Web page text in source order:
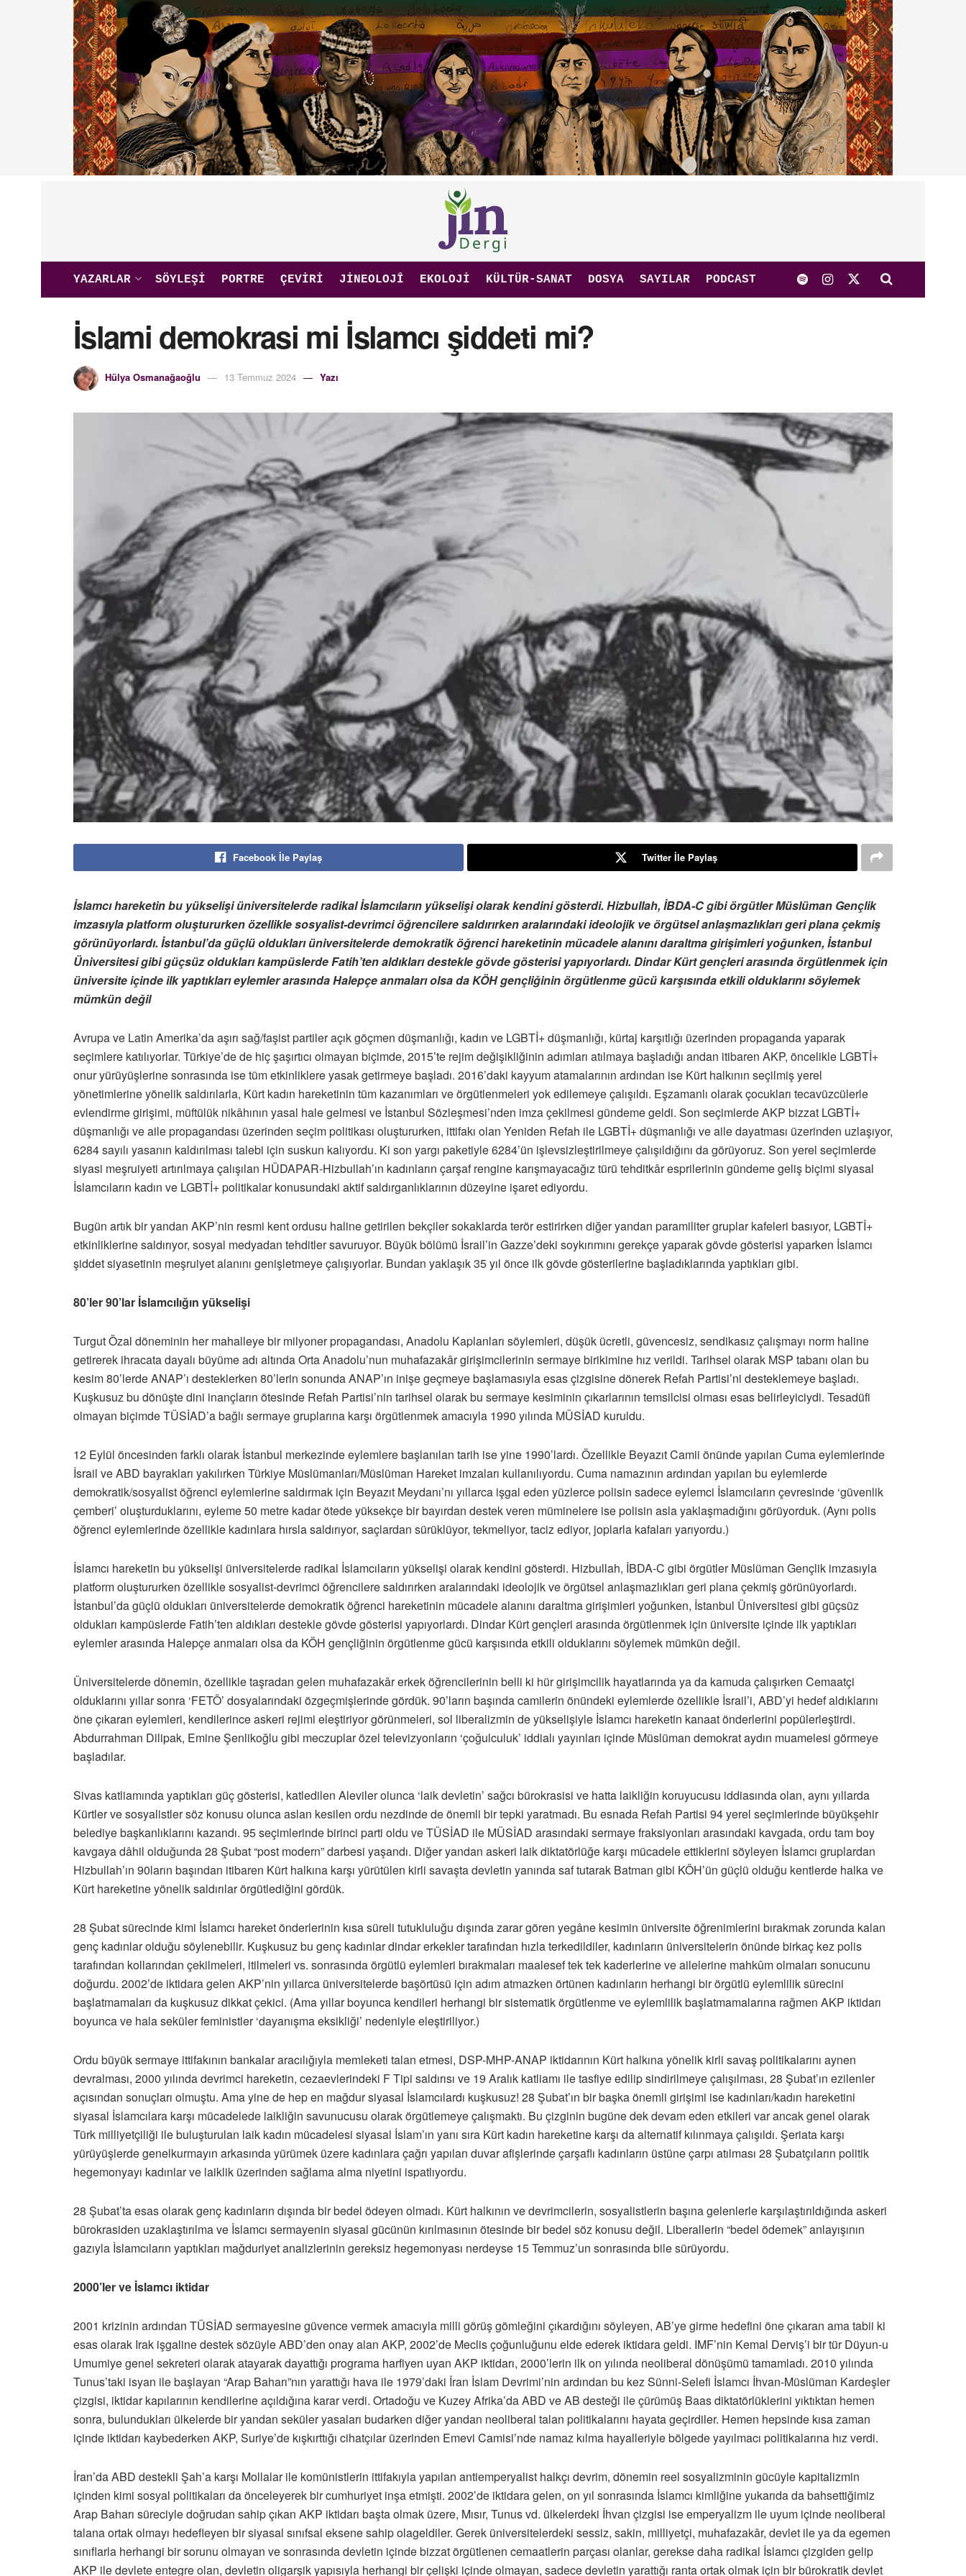
YAZARLAR SÖYLEŞI PORTRE ÇEVIRI JINEOLOJÎ EKOLOJI KÜLTÜR-SANAT DOSYA SAYILAR PODCAST
İslami demokrasi mi İslamcı şiddeti mi?
Hülya Osmanağaoğlu 13 Temmuz 2024 Yazı
Facebook İle Paylaş Twitter İle Paylaş
İslamcı hareketin bu yükselişi üniversitelerde radikal İslamcıların yükselişi olarak kendini gösterdi. Hizbullah, İBDA-C gibi örgütler Müslüman Gençlik
imzasıyla platform oluştururken özellikle sosyalist-devrimci öğrencilere saldırırken aralarındaki ideolojik ve örgütsel anlaşmazlıkları geri plana çekmiş
görünüyorlardı. İstanbul’da güçlü oldukları üniversitelerde demokratik öğrenci hareketinin mücadele alanını daraltma girişimleri yoğunken, İstanbul
Üniversitesi gibi güçsüz oldukları kampüslerde Fatih’ten aldıkları destekle gövde gösterisi yapıyorlardı. Dindar Kürt gençleri arasında örgütlenmek için
üniversite içinde ilk yaptıkları eylemler arasında Halepçe anmaları olsa da KÖH gençliğinin örgütlenme gücü karşısında etkili olduklarını söylemek
mümkün değil
Avrupa ve Latin Amerika’da aşırı sağ/faşist partiler açık göçmen düşmanlığı, kadın ve LGBTİ+ düşmanlığı, kürtaj karşıtlığı üzerinden propaganda yaparak
seçimlere katılıyorlar. Türkiye’de de hiç şaşırtıcı olmayan biçimde, 2015’te rejim değişikliğinin adımları atılmaya başladığı andan itibaren AKP, öncelikle LGBTİ+
onur yürüyüşlerine sonrasında ise tüm etkinliklere yasak getirmeye başladı. 2016’daki kayyum atamalarının ardından ise Kürt halkının seçilmiş yerel
yönetimlerine yönelik saldırılarla, Kürt kadın hareketinin tüm kazanımları ve örgütlenmeleri yok edilemeye çalışıldı. Eşzamanlı olarak çocukları tecavüzcülerle
evlendirme girişimi, müftülük nikâhının yasal hale gelmesi ve İstanbul Sözleşmesi’nden imza çekilmesi gündeme geldi. Son seçimlerde AKP bizzat LGBTİ+
düşmanlığı ve aile propagandası üzerinden seçim politikası oluştururken, ittifakı olan Yeniden Refah ile LGBTİ+ düşmanlığı ve aile dayatması üzerinden uzlaşıyor,
6284 sayılı yasanın kaldırılması talebi için suskun kalıyordu. Ki son yargı paketiyle 6284’ün işlevsizleştirilmeye çalışıldığını da görüyoruz. Son yerel seçimlerde
siyasi meşruiyeti artırılmaya çalışılan HÜDAPAR-Hizbullah’ın kadınların çarşaf rengine karışmayacağız türü tehditkâr esprilerinin gündeme geliş biçimi siyasal
İslamcıların kadın ve LGBTİ+ politikalar konusundaki aktif saldırganlıklarının düzeyine işaret ediyordu.
Bugün artık bir yandan AKP’nin resmi kent ordusu haline getirilen bekçiler sokaklarda terör estirirken diğer yandan paramiliter gruplar kafeleri basıyor, LGBTİ+
etkinliklerine saldırıyor, sosyal medyadan tehditler savuruyor. Büyük bölümü İsrail’in Gazze’deki soykırımını gerekçe yaparak gövde gösterisi yaparken İslamcı
şiddet siyasetinin meşruiyet alanını genişletmeye çalışıyorlar. Bundan yaklaşık 35 yıl önce ilk gövde gösterilerine başladıklarında yaptıkları gibi.
80’ler 90’lar İslamcılığın yükselişi
Turgut Özal döneminin her mahalleye bir milyoner propagandası, Anadolu Kaplanları söylemleri, düşük ücretli, güvencesiz, sendikasız çalışmayı norm haline
getirerek ihracata dayalı büyüme adı altında Orta Anadolu’nun muhafazakâr girişimcilerinin sermaye birikimine hız verildi. Tarihsel olarak MSP tabanı olan bu
kesim 80’lerde ANAP’ı desteklerken 80’lerin sonunda ANAP’ın inişe geçmeye başlamasıyla esas çizgisine dönerek Refah Partisi’ni desteklemeye başladı.
Kuşkusuz bu dönüşte dini inançların ötesinde Refah Partisi’nin tarihsel olarak bu sermaye kesiminin çıkarlarının temsilcisi olması esas belirleyiciydi. Tesadüfi
olmayan biçimde TÜSİAD’a bağlı sermaye gruplarına karşı örgütlenmek amacıyla 1990 yılında MÜSİAD kuruldu.
12 Eylül öncesinden farklı olarak İstanbul merkezinde eylemlere başlanılan tarih ise yine 1990’lardı. Özellikle Beyazıt Camii önünde yapılan Cuma eylemlerinde
İsrail ve ABD bayrakları yakılırken Türkiye Müslümanları/Müslüman Hareket imzaları kullanılıyordu. Cuma namazının ardından yapılan bu eylemlerde
demokratik/sosyalist öğrenci eylemlerine saldırmak için Beyazıt Meydanı’nı yıllarca işgal eden yüzlerce polisin sadece eylemci İslamcıların çevresinde ‘güvenlik
çemberi’ oluşturduklarını, eyleme 50 metre kadar ötede yüksekçe bir bayırdan destek veren müminelere ise polisin asla yaklaşmadığını görüyorduk. (Aynı polis
öğrenci eylemlerinde özellikle kadınlara hırsla saldırıyor, saçlardan sürüklüyor, tekmeliyor, taciz ediyor, joplarla kafaları yarıyordu.)
İslamcı hareketin bu yükselişi üniversitelerde radikal İslamcıların yükselişi olarak kendini gösterdi. Hizbullah, İBDA-C gibi örgütler Müslüman Gençlik imzasıyla
platform oluştururken özellikle sosyalist-devrimci öğrencilere saldırırken aralarındaki ideolojik ve örgütsel anlaşmazlıkları geri plana çekmiş görünüyorlardı.
İstanbul’da güçlü oldukları üniversitelerde demokratik öğrenci hareketinin mücadele alanını daraltma girişimleri yoğunken, İstanbul Üniversitesi gibi güçsüz
oldukları kampüslerde Fatih’ten aldıkları destekle gövde gösterisi yapıyorlardı. Dindar Kürt gençleri arasında örgütlenmek için üniversite içinde ilk yaptıkları
eylemler arasında Halepçe anmaları olsa da KÖH gençliğinin örgütlenme gücü karşısında etkili olduklarını söylemek mümkün değil.
Üniversitelerde dönemin, özellikle taşradan gelen muhafazakâr erkek öğrencilerinin belli ki hür girişimcilik hayatlarında ya da kamuda çalışırken Cemaatçi
olduklarını yıllar sonra ‘FETÖ’ dosyalarındaki özgeçmişlerinde gördük. 90’ların başında camilerin önündeki eylemlerde özellikle İsrail’i, ABD’yi hedef aldıklarını
öne çıkaran eylemleri, kendilerince askeri rejimi eleştiriyor görünmeleri, sol liberalizmin de yükselişiyle İslamcı hareketin kanaat önderlerini popülerleştirdi.
Abdurrahman Dilipak, Emine Şenlikoğlu gibi meczuplar özel televizyonların ‘çoğulculuk’ iddialı yayınları içinde Müslüman demokrat aydın muamelesi görmeye
başladılar.
Sivas katliamında yaptıkları güç gösterisi, katledilen Aleviler olunca ‘laik devletin’ sağcı bürokrasisi ve hatta laikliğin koruyucusu iddiasında olan, aynı yıllarda
Kürtler ve sosyalistler söz konusu olunca aslan kesilen ordu nezdinde de önemli bir tepki yaratmadı. Bu esnada Refah Partisi 94 yerel seçimlerinde büyükşehir
belediye başkanlıklarını kazandı. 95 seçimlerinde birinci parti oldu ve TÜSİAD ile MÜSİAD arasındaki sermaye fraksiyonları arasındaki kavgada, ordu tam boy
kavgaya dâhil olduğunda 28 Şubat “post modern” darbesi yaşandı. Diğer yandan askeri laik diktatörlüğe karşı mücadele ettiklerini söyleyen İslamcı gruplardan
Hizbullah’ın 90ların başından itibaren Kürt halkına karşı yürütülen kirli savaşta devletin yanında saf tutarak Batman gibi KÖH’ün güçlü olduğu kentlerde halka ve
Kürt hareketine yönelik saldırılar örgütlediğini gördük.
28 Şubat sürecinde kimi İslamcı hareket önderlerinin kısa süreli tutukluluğu dışında zarar gören yegâne kesimin üniversite öğrenimlerini bırakmak zorunda kalan
genç kadınlar olduğu söylenebilir. Kuşkusuz bu genç kadınlar dindar erkekler tarafından hızla terkedildiler, kadınların üniversitelerin önünde birkaç kez polis
tarafından kollarından çekilmeleri, itilmeleri vs. sonrasında örgütlü eylemleri bırakmaları maalesef tek tek kaderlerine ve ailelerine mahkûm olmaları sonucunu
doğurdu. 2002’de iktidara gelen AKP’nin yıllarca üniversitelerde başörtüsü için adım atmazken örtünen kadınların herhangi bir örgütlü eylemlilik sürecini
başlatmamaları da kuşkusuz dikkat çekici. (Ama yıllar boyunca kendileri herhangi bir sistematik örgütlenme ve eylemlilik başlatmamalarına rağmen AKP iktidarı
boyunca ve hala seküler feministler ‘dayanışma eksikliği’ nedeniyle eleştiriliyor.)
Ordu büyük sermaye ittifakının bankalar aracılığıyla memleketi talan etmesi, DSP-MHP-ANAP iktidarının Kürt halkına yönelik kirli savaş politikalarını aynen
devralması, 2000 yılında devrimci hareketin, cezaevlerindeki F Tipi saldırısı ve 19 Aralık katliamı ile tasfiye edilip sindirilmeye çalışılması, 28 Şubat’ın ezilenler
açısından sonuçları olmuştu. Ama yine de hep en mağdur siyasal İslamcılardı kuşkusuz! 28 Şubat’ın bir başka önemli girişimi ise kadınları/kadın hareketini
siyasal İslamcılara karşı mücadelede laikliğin savunucusu olarak örgütlemeye çalışmaktı. Bu çizginin bugüne dek devam eden etkileri var ancak genel olarak
Türk milliyetçiliği ile buluşturulan laik kadın mücadelesi siyasal İslam’ın yanı sıra Kürt kadın hareketine karşı da alternatif kılınmaya çalışıldı. Şeriata karşı
yürüyüşlerde genelkurmayın arkasında yürümek üzere kadınlara çağrı yapılan duvar afişlerinde çarşaflı kadınların üstüne çarpı atılması 28 Şubatçıların politik
hegemonyayı kadınlar ve laiklik üzerinden sağlama alma niyetini ispatlıyordu.
28 Şubat’ta esas olarak genç kadınların dışında bir bedel ödeyen olmadı. Kürt halkının ve devrimcilerin, sosyalistlerin başına gelenlerle karşılaştırıldığında askeri
bürokrasiden uzaklaştırılma ve İslamcı sermayenin siyasal gücünün kırılmasının ötesinde bir bedel söz konusu değil. Liberallerin “bedel ödemek” anlayışının
gazıyla İslamcıların yaptıkları mağduriyet analizlerinin gereksiz hegemonyası nerdeyse 15 Temmuz’un sonrasında bile sürüyordu.
2000’ler ve İslamcı iktidar
2001 krizinin ardından TÜSİAD sermayesine güvence vermek amacıyla milli görüş gömleğini çıkardığını söyleyen, AB’ye girme hedefini öne çıkaran ama tabii ki
esas olarak Irak işgaline destek sözüyle ABD’den onay alan AKP, 2002’de Meclis çoğunluğunu elde ederek iktidara geldi. IMF’nin Kemal Derviş’i bir tür Düyun-u
Umumiye genel sekreteri olarak atayarak dayattığı programa harfiyen uyan AKP iktidarı, 2000’lerin ilk on yılında neoliberal dönüşümü tamamladı. 2010 yılında
Tunus’taki isyan ile başlayan “Arap Baharı”nın yarattığı hava ile 1979’daki İran İslam Devrimi’nin ardından bu kez Sünni-Selefi İslamcı İhvan-Müslüman Kardeşler
çizgisi, iktidar kapılarının kendilerine açıldığına karar verdi. Ortadoğu ve Kuzey Afrika’da ABD ve AB desteği ile çürümüş Baas diktatörlüklerini yıktıktan hemen
sonra, bulundukları ülkelerde bir yandan seküler yasaları budarken diğer yandan neoliberal talan politikalarını hayata geçirdiler. Hemen hepsinde kısa zaman
içinde iktidarı kaybederken AKP, Suriye’de kışkırttığı cihatçılar üzerinden Emevi Camisi’nde namaz kılma hayalleriyle bölgede yayılmacı politikalarına hız verdi.
İran’da ABD destekli Şah’a karşı Mollalar ile komünistlerin ittifakıyla yapılan antiemperyalist halkçı devrim, dönemin reel sosyalizminin gücüyle kapitalizmin
içinden kimi sosyal politikaları da önceleyerek bir cumhuriyet inşa etmişti. 2002’de iktidara gelen, on yıl sonrasında İslamcı kimliğine yukarıda da bahsettiğimiz
Arap Baharı süreciyle doğrudan sahip çıkan AKP iktidarı başta olmak üzere, Mısır, Tunus vd. ülkelerdeki İhvan çizgisi ise emperyalizm ile uyum içinde neoliberal
talana ortak olmayı hedefleyen bir siyasal sınıfsal eksene sahip olageldiler. Gerek üniversitelerdeki sessiz, sakin, milliyetçi, muhafazakâr, devlet ile ya da egemen
sınıflarla herhangi bir sorunu olmayan ve sonrasında devletin içinde bizzat örgütlenen cemaatlerin parçası olanlar, gerekse daha radikal İslamcı çizgiden gelip
AKP ile devlete entegre olan, devletin oligarşik yapısıyla herhangi bir çelişki içinde olmayan, sadece devletin yarattığı ranta ortak olmak için bir bürokratik devlet